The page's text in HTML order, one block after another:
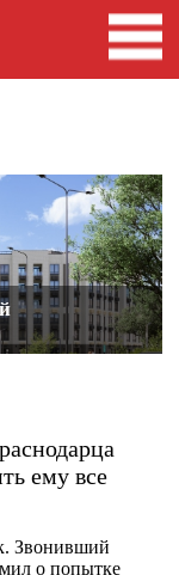
ему все
Звонивший
о попытке